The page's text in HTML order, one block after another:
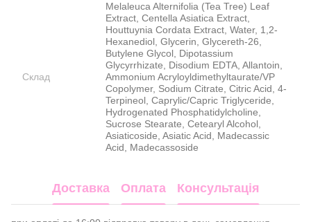
Склад
Melaleuca Alternifolia (Tea Tree) Leaf
Extract, Centella Asiatica Extract,
Houttuynia Cordata Extract, Water, 1,2-
Hexanediol, Glycerin, Glycereth-26,
Butylene Glycol, Dipotassium
Glycyrrhizate, Disodium EDTA, Allantoin,
Ammonium Acryloyldimethyltaurate/VP
Copolymer, Sodium Citrate, Citric Acid, 4-
Terpineol, Caprylic/Capric Triglyceride,
Hydrogenated Phosphatidylcholine,
Sucrose Stearate, Cetearyl Alcohol,
Asiaticoside, Asiatic Acid, Madecassic
Acid, Madecassoside
Доставка Оплата Консультація